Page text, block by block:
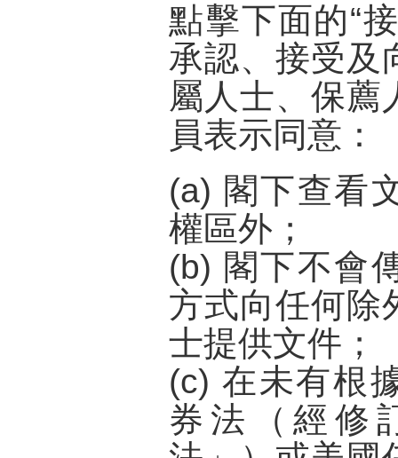
點擊下面的“
承認、接受及
屬人士、保薦
員表示同意：
(a) 閣下查看
權區外；
(b) 閣下不會
方式向任何除
士提供文件；
(c) 在未有根
券法（經修